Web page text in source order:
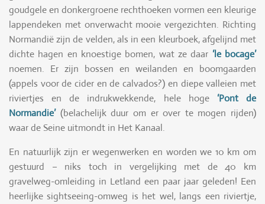
goudgele en donkergroene rechthoeken vormen een kleurige
lappendeken met onverwacht mooie vergezichten. Richting
Normandië zijn de velden, als in een kleurboek, afgelijnd met
dichte hagen en knoestige bomen, wat ze daar ‘le bocage’
noemen. Er zijn bossen en weilanden en boomgaarden
(appels voor de cider en de calvados?) en diepe valleien met
riviertjes en de indrukwekkende, hele hoge ‘Pont de
Normandie’(belachelijk duur om er over te mogen rijden)
waar de Seine uitmondt in Het Kanaal.
En natuurlijk zijn er wegenwerken en worden we 10 km om
gestuurd – niks toch in vergelijking met de 40 km
gravelweg-omleiding in Letland een paar jaar geleden! Een
heerlijke sightseeing-omweg is het wel, langs een riviertje,